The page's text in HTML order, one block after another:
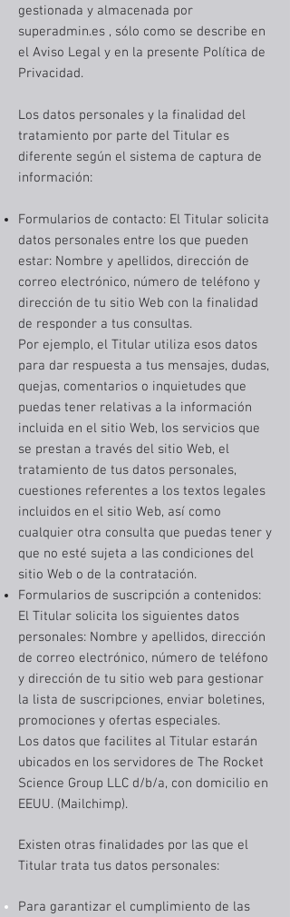
gestionada y almacenada por
superadmin.es , sólo como se describe en
el Aviso Legal y en la presente Política de
Privacidad.
Los datos personales y la finalidad del
tratamiento por parte del Titular es
diferente según el sistema de captura de
información:
Formularios de contacto: El Titular solicita
datos personales entre los que pueden
estar: Nombre y apellidos, dirección de
correo electrónico, número de teléfono y
dirección de tu sitio Web con la finalidad
de responder a tus consultas.
Por ejemplo, el Titular utiliza esos datos
para dar respuesta a tus mensajes, dudas,
quejas, comentarios o inquietudes que
puedas tener relativas a la información
incluida en el sitio Web, los servicios que
se prestan a través del sitio Web, el
tratamiento de tus datos personales,
cuestiones referentes a los textos legales
incluidos en el sitio Web, así como
cualquier otra consulta que puedas tener y
que no esté sujeta a las condiciones del
sitio Web o de la contratación.
Formularios de suscripción a contenidos:
El Titular solicita los siguientes datos
personales: Nombre y apellidos, dirección
de correo electrónico, número de teléfono
y dirección de tu sitio web para gestionar
la lista de suscripciones, enviar boletines,
promociones y ofertas especiales.
Los datos que facilites al Titular estarán
ubicados en los servidores de The Rocket
Science Group LLC d/b/a, con domicilio en
EEUU. (Mailchimp).
Existen otras finalidades por las que el
Titular trata tus datos personales:
Para garantizar el cumplimiento de las